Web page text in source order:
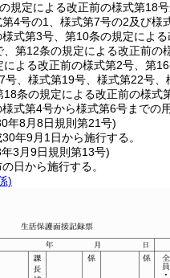
規定による改正前の様式第18
4号の1、様式第7号の2及び
式第3号、第10条の規定によ
、第12条の規定による改正前
よる改正前の様式第2号、第
号、様式第19号、様式第22号
条の規定による改正前の様
式第4号から様式第6号までの
年8月8日規則第21号)
年9月1日から施行する。
3月9日規則第13号)
日から施行する。
)